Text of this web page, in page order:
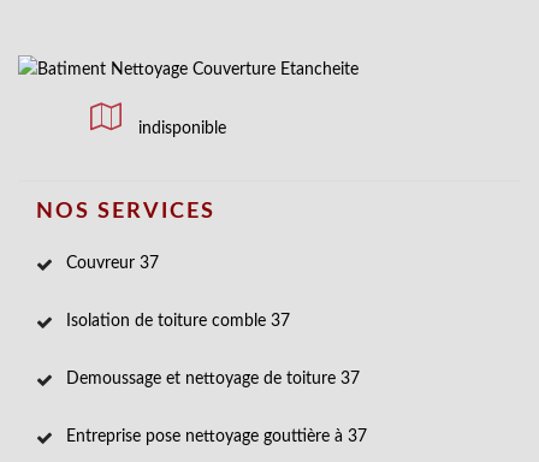
indisponible
NOS SERVICES
Couvreur 37
Isolation de toiture comble 37
Demoussage et nettoyage de toiture 37
Entreprise pose nettoyage gouttière à 37